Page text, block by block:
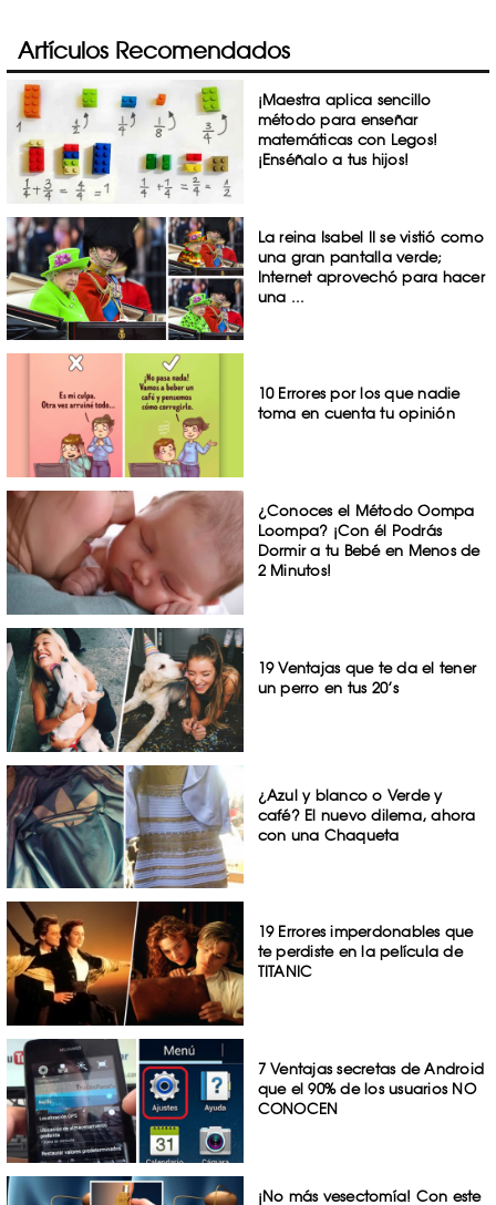
Artículos Recomendados
¡Maestra aplica sencillo
método para enseñar
matemáticas con Legos!
¡Enséñalo a tus hijos!
La reina Isabel II se vistió como
una gran pantalla verde;
Internet aprovechó para hacer
una ...
10 Errores por los que nadie
toma en cuenta tu opinión
¿Conoces el Método Oompa
Loompa? ¡Con él Podrás
Dormir a tu Bebé en Menos de
2 Minutos!
19 Ventajas que te da el tener
un perro en tus 20’s
¿Azul y blanco o Verde y
café? El nuevo dilema, ahora
con una Chaqueta
19 Errores imperdonables que
te perdiste en la película de
TITANIC
7 Ventajas secretas de Android
que el 90% de los usuarios NO
CONOCEN
¡No más vesectomía! Con este